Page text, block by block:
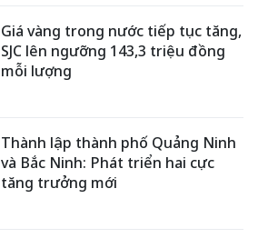
Giá vàng trong nước tiếp tục tăng,
SJC lên ngưỡng 143,3 triệu đồng
mỗi lượng
Thành lập thành phố Quảng Ninh
và Bắc Ninh: Phát triển hai cực
tăng trưởng mới